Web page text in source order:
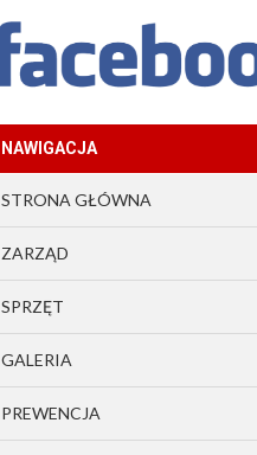
NAWIGACJA
STRONA GŁÓWNA
ZARZĄD
SPRZĘT
GALERIA
PREWENCJA